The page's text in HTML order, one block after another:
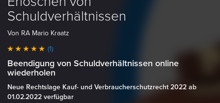
Schuldverhältnissen
Von RA Mario Kraatz
(1)
Beendigung von Schuldverhältnissen online
wiederholen
Neue Rechtslage Kauf- und Verbraucherschutzrecht 2022 ab
01.02.2022 verfügbar